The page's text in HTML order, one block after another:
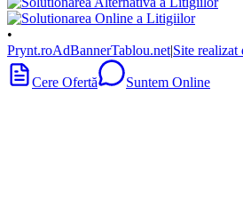
•
Prynt.roAdBannerTablou.net|Site realizat
Cere Ofertă Suntem Online